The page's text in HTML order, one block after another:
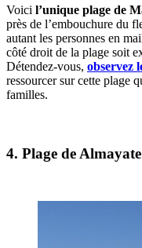
Voici l’unique plage de
près de l’embouchure du
autant les personnes en
côté droit de la plage soit
Détendez-vous, observez
ressourcer sur cette plage
familles.
4. Plage de